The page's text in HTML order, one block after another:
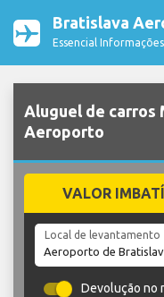
Bratislava
Essencial
Aluguel de carros
Aeroporto
VALOR
Local de levantamento
Devolução no